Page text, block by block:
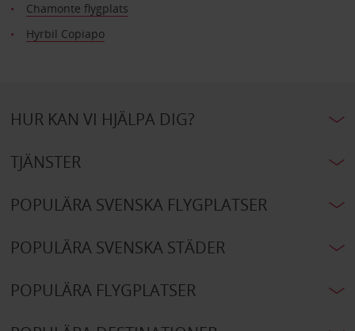
Chamonte flygplats
Hyrbil Copiapo
HUR KAN VI HJÄLPA DIG?
TJÄNSTER
POPULÄRA SVENSKA FLYGPLATSER
POPULÄRA SVENSKA STÄDER
POPULÄRA FLYGPLATSER